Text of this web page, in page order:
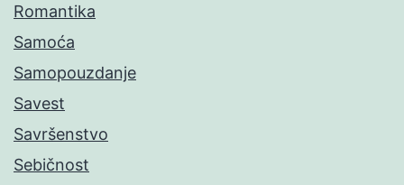
Romantika
Samoća
Samopouzdanje
Savest
Savršenstvo
Sebičnost